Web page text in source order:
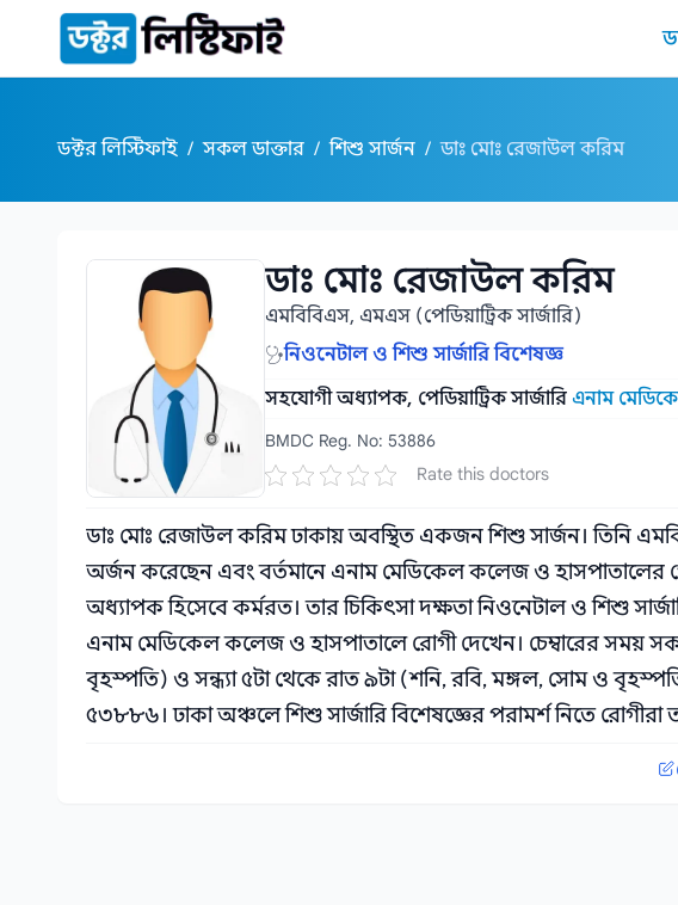
কন্টেন্টে যান
ডক্টর লিস্টিফাই / সকল ডাক্তার / শিশু সার্জন / ডাঃ মোঃ রেজাউল করিম
ডাঃ মোঃ রেজাউল করিমডাঃ মোঃ রেজাউল করিম
এমবিবিএস, এমএস (পেডিয়াট্রিক সার্জারি)
নিওনেটাল ও শিশু সার্জারি বিশেষজ্ঞ
সহযোগী অধ্যাপক, পেডিয়াট্রিক সার্জারি এনাম
BMDC Reg. No: 53886
Rate this doctors
ডাঃ মোঃ রেজাউল করিম ঢাকায় অবস্থিত একজন শিশু সার্জন। তিনি
অর্জন করেছেন এবং বর্তমানে এনাম মেডিকেল কলেজ ও হাসপাতালের
অধ্যাপক হিসেবে কর্মরত। তার চিকিৎসা দক্ষতা নিওনেটাল ও শিশু
এনাম মেডিকেল কলেজ ও হাসপাতালে রোগী দেখেন। চেম্বারের সময়
বৃহস্পতি) ও সন্ধ্যা ৫টা থেকে রাত ৯টা (শনি, রবি, মঙ্গল, সোম ও
৫৩৮৮৬। ঢাকা অঞ্চলে শিশু সার্জারি বিশেষজ্ঞের পরামর্শ নিতে রোগীরা